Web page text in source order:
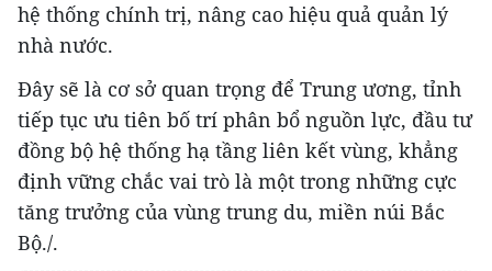
hệ thống chính trị, nâng cao hiệu quả quản lý
nhà nước.
Đây sẽ là cơ sở quan trọng để Trung ương, tỉnh
tiếp tục ưu tiên bố trí phân bổ nguồn lực, đầu tư
đồng bộ hệ thống hạ tầng liên kết vùng, khẳng
định vững chắc vai trò là một trong những cực
tăng trưởng của vùng trung du, miền núi Bắc
Bộ./.